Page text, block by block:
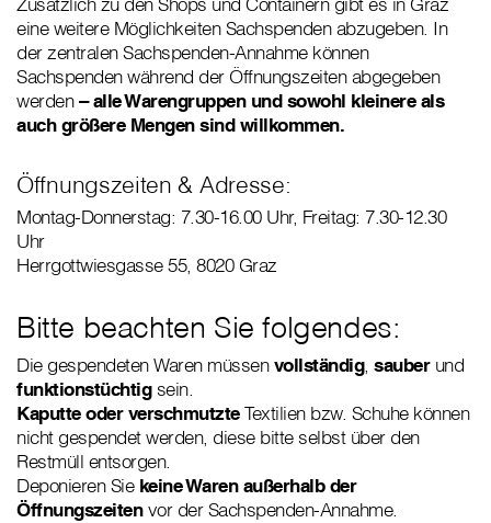
eine weitere Möglichkeiten Sachspenden abzugeben. In
der zentralen Sachspenden-Annahme können
Sachspenden während der Öffnungszeiten abgegeben
werden– alle Warengruppen und sowohl kleinere als
auch größere Mengen sind willkommen.
Öffnungszeiten & Adresse:
Montag-Donnerstag: 7.30-16.00 Uhr, Freitag: 7.30-12.30
Uhr
Herrgottwiesgasse 55, 8020 Graz
Bitte beachten Sie folgendes:
Die gespendeten Waren müssenvollständig, sauber und
funktionstüchtigsein.
Kaputte oder verschmutzteTextilien bzw. Schuhe können
nicht gespendet werden, diese bitte selbst über den
Restmüll entsorgen.
Deponieren Sie keine Waren außerhalb der
Öffnungszeitenvor der Sachspenden-Annahme.